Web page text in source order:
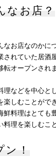
なお店？
なお店なのかに
されていた居酒
オープンされ
理などを中心と
しむことがで
鮮料理はとても
理を楽しむこ
！